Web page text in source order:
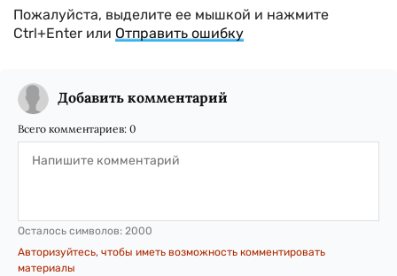
Пожалуйста, выделите ее мышкой и нажмите
Ctrl+Enter или Отправить ошибку
Добавить комментарий
Всего комментариев: 0
Осталось символов: 2000
Авторизуйтесь, чтобы иметь возможность комментировать
материалы